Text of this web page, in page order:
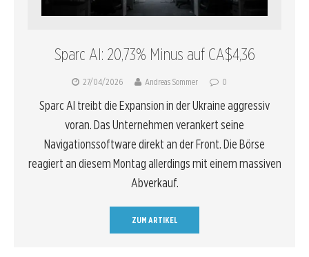
Sparc AI: 20,73% Minus auf CA$4,36
27/04/2026 Andreas Sommer 0
Sparc AI treibt die Expansion in der Ukraine aggressiv
voran. Das Unternehmen verankert seine
Navigationssoftware direkt an der Front. Die Börse
reagiert an diesem Montag allerdings mit einem massiven
Abverkauf.
ZUM ARTIKEL